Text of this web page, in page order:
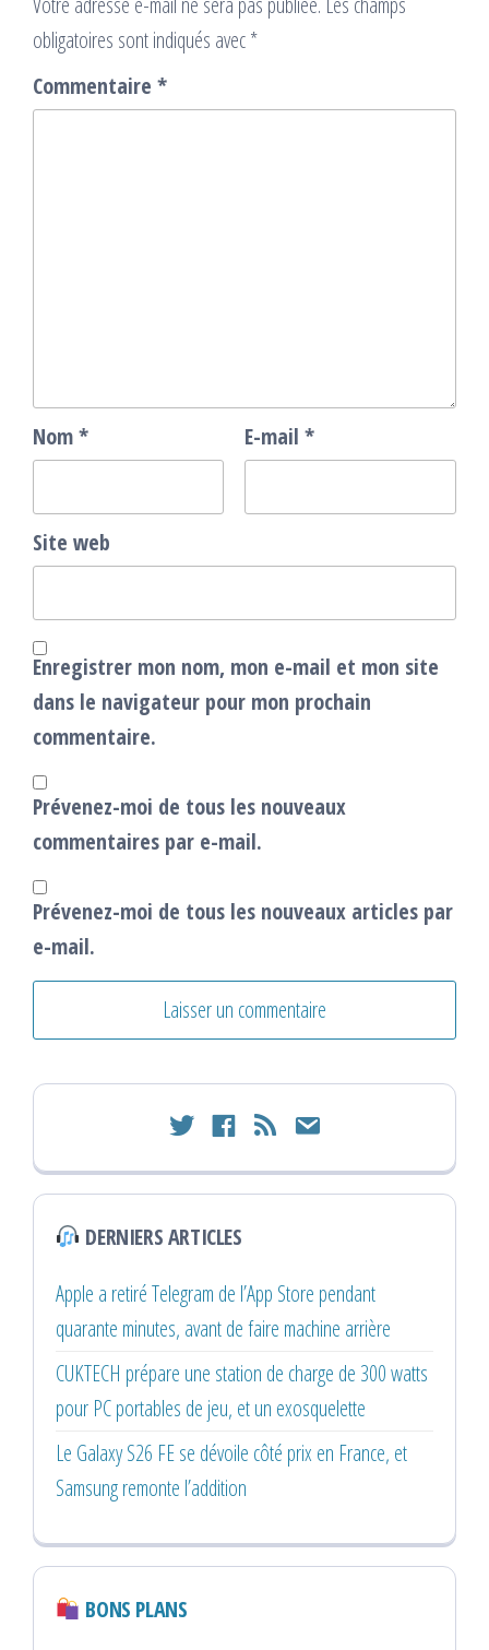
obligatoires sont indiqués avec*
Commentaire *
Nom* E-mail *
Site web
Enregistrer mon nom, mon e-mail et mon site
dans le navigateur pour mon prochain
commentaire.
Prévenez-moi de tous les nouveaux
commentaires par e-mail.
Prévenez-moi de tous les nouveaux articles par
e-mail.
twitter facebook
rss email
DERNIERS ARTICLES
Apple a retiré Telegram de l’App Store pendant
quarante minutes, avant de faire machine arrière
CUKTECH prépare une station de charge de 300 watts
pour PC portables de jeu, et un exosquelette
Le Galaxy S26 FE se dévoile côté prix en France, et
Samsung remonte l’addition
BONS PLANS